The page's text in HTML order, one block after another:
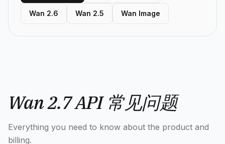
Wan 2.6 Wan 2.5 Wan Image
Wan 2.7 API 常见问题
Everything you need to know about the product and
billing.